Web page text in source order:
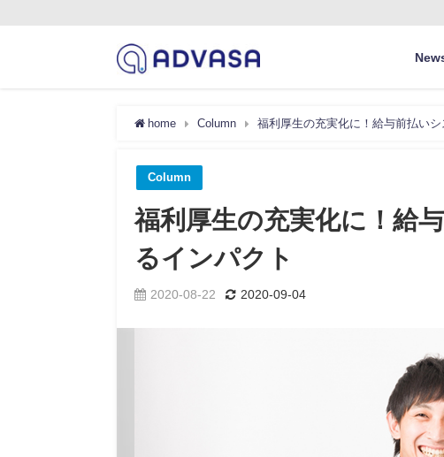
home Column 福利厚生の充実化に！給与前払い
Column
福利厚生の充実化に！給
るインパクト
2020-08-22 2020-09-04